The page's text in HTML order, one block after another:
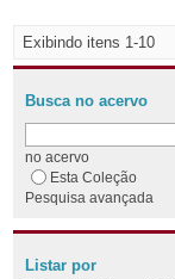
Exibindo itens 1-10
Busca no acervo
no acervo
Esta Coleção
Pesquisa avançada
Listar por